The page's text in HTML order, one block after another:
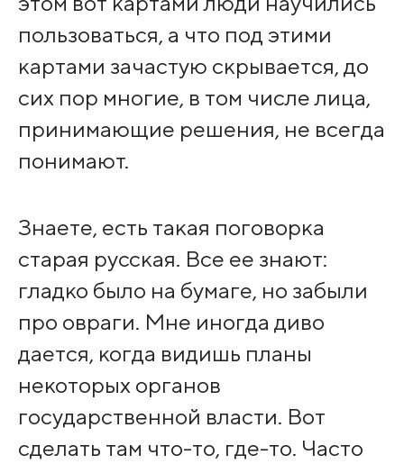
пользоваться, а что под этими
картами зачастую скрывается, до
сих пор многие, в том числе лица,
принимающие решения, не всегда
понимают.
Знаете, есть такая поговорка
старая русская. Все ее знают:
гладко было на бумаге, но забыли
про овраги. Мне иногда диво
дается, когда видишь планы
некоторых органов
государственной власти. Вот
сделать там что-то, где-то. Часто